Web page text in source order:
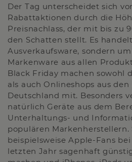
Der Tag unterscheidet sich
Rabattaktionen durch die
Preisnachlass, der mit bis zu
den Schatten stellt. Es
Ausverkaufsware, sondern
Markenware aus allen
Black Friday machen sowohl
als auch Onlineshops aus den
Deutschland mit. Besonders
natürlich Geräte aus dem
Unterhaltungs- und
populären Markenherstellern.
beispielsweise Apple-Fans
letzten Jahr sagenhaft